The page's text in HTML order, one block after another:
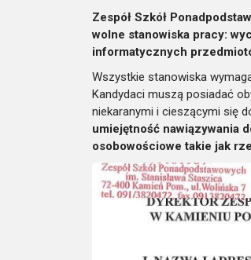
Zespół Szkół
wolne stanowiska pracy:
informatycznych
Wszystkie stanowiska
Kandydaci muszą posiadać
niekaranymi i cieszącymi się
umiejętność nawiązywania
osobowościowe takie jak